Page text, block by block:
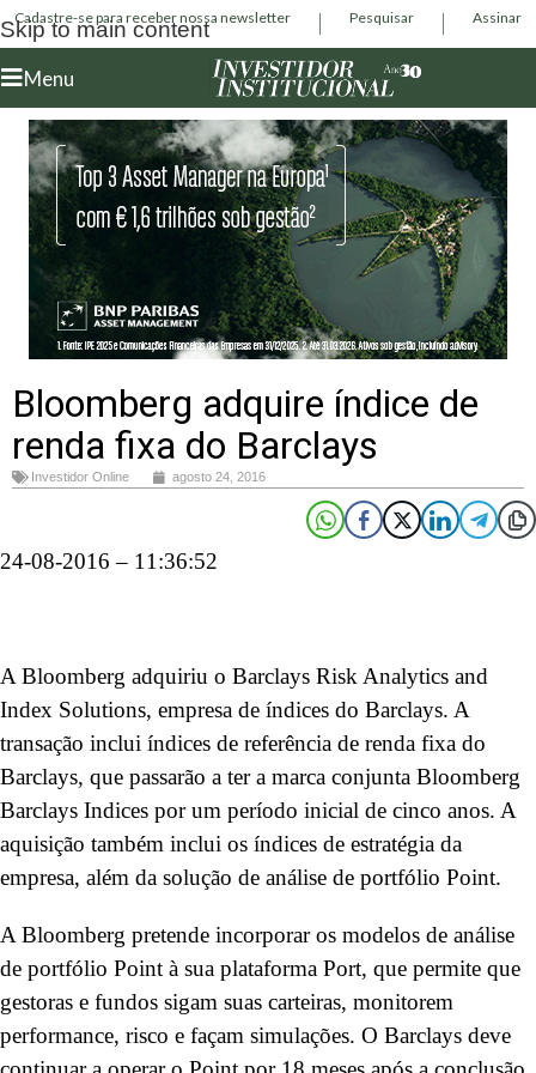
Skip to main content
Cadastre-se para receber nossa newsletter Pesquisar Assinar
Menu
Bloomberg adquire índice de
renda fixa do Barclays
Investidor Online agosto 24, 2016
24-08-2016 – 11:36:52
A Bloomberg adquiriu o Barclays Risk Analytics and
Index Solutions, empresa de índices do Barclays. A
transação inclui índices de referência de renda fixa do
Barclays, que passarão a ter a marca conjunta Bloomberg
Barclays Indices por um período inicial de cinco anos. A
aquisição também inclui os índices de estratégia da
empresa, além da solução de análise de portfólio Point.
A Bloomberg pretende incorporar os modelos de análise
de portfólio Point à sua plataforma Port, que permite que
gestoras e fundos sigam suas carteiras, monitorem
performance, risco e façam simulações. O Barclays deve